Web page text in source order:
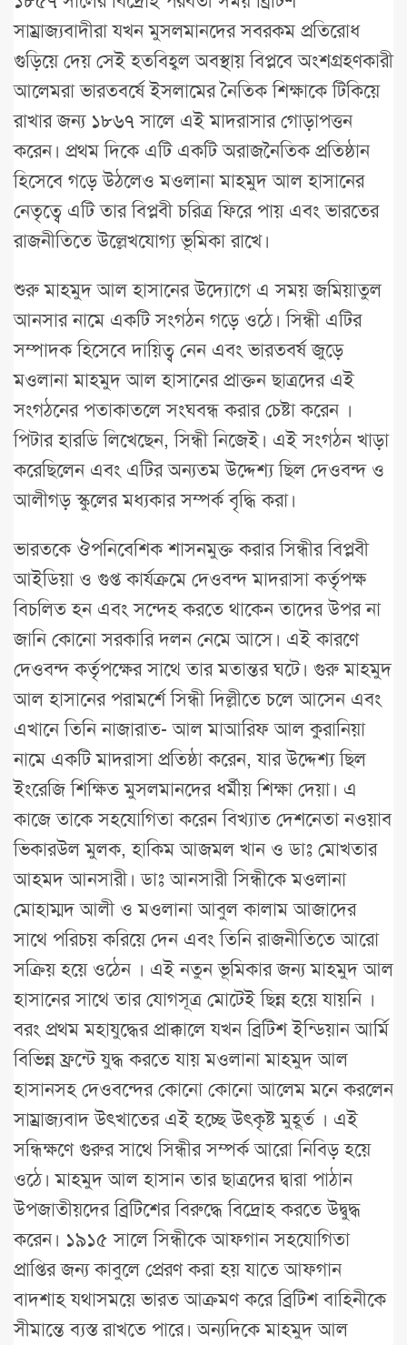
সাম্রাজ্যবাদীরা যখন মুসলমানদের সবরকম প্রতিরোধ
গুড়িয়ে দেয় সেই হতবিহ্বল অবস্থায় বিপ্লবে অংশগ্রহণকারী
আলেমরা ভারতবর্ষে ইসলামের নৈতিক শিক্ষাকে টিকিয়ে
রাখার জন্য ১৮৬৭ সালে এই মাদরাসার গোড়াপত্তন
করেন। প্রথম দিকে এটি একটি অরাজনৈতিক প্রতিষ্ঠান
হিসেবে গড়ে উঠলেও মওলানা মাহমুদ আল হাসানের
নেতৃত্বে এটি তার বিপ্লবী চরিত্র ফিরে পায় এবং ভারতের
রাজনীতিতে উল্লেখযোগ্য ভূমিকা রাখে।
শুরু মাহমুদ আল হাসানের উদ্যোগে এ সময় জমিয়াতুল
আনসার নামে একটি সংগঠন গড়ে ওঠে। সিন্ধী এটির
সম্পাদক হিসেবে দায়িত্ব নেন এবং ভারতবর্ষ জুড়ে
মওলানা মাহমুদ আল হাসানের প্রাক্তন ছাত্রদের এই
সংগঠনের পতাকাতলে সংঘবন্ধ করার চেষ্টা করেন ।
পিটার হারডি লিখেছেন, সিন্ধী নিজেই। এই সংগঠন খাড়া
করেছিলেন এবং এটির অন্যতম উদ্দেশ্য ছিল দেওবন্দ ও
আলীগড় স্কুলের মধ্যকার সম্পর্ক বৃদ্ধি করা।
ভারতকে ঔপনিবেশিক শাসনমুক্ত করার সিন্ধীর বিপ্লবী
আইডিয়া ও গুপ্ত কার্যক্রমে দেওবন্দ মাদরাসা কর্তৃপক্ষ
বিচলিত হন এবং সন্দেহ করতে থাকেন তাদের উপর না
জানি কোনো সরকারি দলন নেমে আসে। এই কারণে
দেওবন্দ কর্তৃপক্ষের সাথে তার মতান্তর ঘটে। গুরু মাহমুদ
আল হাসানের পরামর্শে সিন্ধী দিল্লীতে চলে আসেন এবং
এখানে তিনি নাজারাত- আল মাআরিফ আল কুরানিয়া
নামে একটি মাদরাসা প্রতিষ্ঠা করেন, যার উদ্দেশ্য ছিল
ইংরেজি শিক্ষিত মুসলমানদের ধর্মীয় শিক্ষা দেয়া। এ
কাজে তাকে সহযোগিতা করেন বিখ্যাত দেশনেতা নওয়াব
ভিকারউল মুলক, হাকিম আজমল খান ও ডাঃ মোখতার
আহমদ আনসারী। ডাঃ আনসারী সিন্ধীকে মওলানা
মোহাম্মদ আলী ও মওলানা আবুল কালাম আজাদের
সাথে পরিচয় করিয়ে দেন এবং তিনি রাজনীতিতে আরো
সক্রিয় হয়ে ওঠেন । এই নতুন ভূমিকার জন্য মাহমুদ আল
হাসানের সাথে তার যোগসূত্র মোটেই ছিন্ন হয়ে যায়নি ।
বরং প্রথম মহাযুদ্ধের প্রাক্কালে যখন ব্রিটিশ ইন্ডিয়ান আর্মি
বিভিন্ন ফ্রন্টে যুদ্ধ করতে যায় মওলানা মাহমুদ আল
হাসানসহ দেওবন্দের কোনো কোনো আলেম মনে করলেন
সাম্রাজ্যবাদ উৎখাতের এই হচ্ছে উৎকৃষ্ট মুহূর্ত । এই
সন্ধিক্ষণে গুরুর সাথে সিন্ধীর সম্পর্ক আরো নিবিড় হয়ে
ওঠে। মাহমুদ আল হাসান তার ছাত্রদের দ্বারা পাঠান
উপজাতীয়দের ব্রিটিশের বিরুদ্ধে বিদ্রোহ করতে উদ্বুদ্ধ
করেন। ১৯১৫ সালে সিন্ধীকে আফগান সহযোগিতা
প্রাপ্তির জন্য কাবুলে প্রেরণ করা হয় যাতে আফগান
বাদশাহ যথাসময়ে ভারত আক্রমণ করে ব্রিটিশ বাহিনীকে
সীমান্তে ব্যস্ত রাখতে পারে। অন্যদিকে মাহমুদ আল